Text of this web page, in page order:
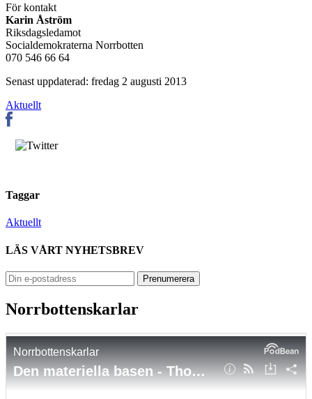
För kontakt
Karin Åström
Riksdagsledamot
Socialdemokraterna Norrbotten
070 546 66 64
Senast uppdaterad: fredag 2 augusti 2013
Aktuellt
Taggar
Aktuellt
LÄS VÅRT NYHETSBREV
Norrbottenskarlar